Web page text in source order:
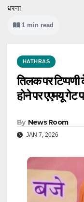
धरना
1 min read
HATHRAS
तिलक पर टिप्पणी
होने पर एएमयू गेट
By News Room
JAN 7, 2026